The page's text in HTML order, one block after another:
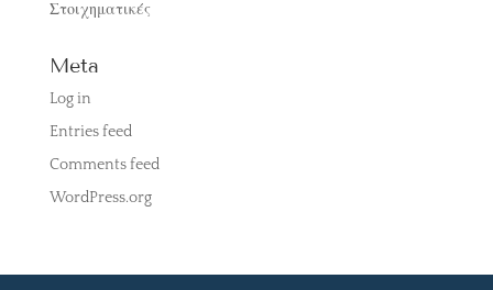
Στοιχηματικές
Meta
Log in
Entries feed
Comments feed
WordPress.org